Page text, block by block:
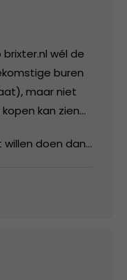
wél de
buren
maar niet
kan zien…
doen dan…